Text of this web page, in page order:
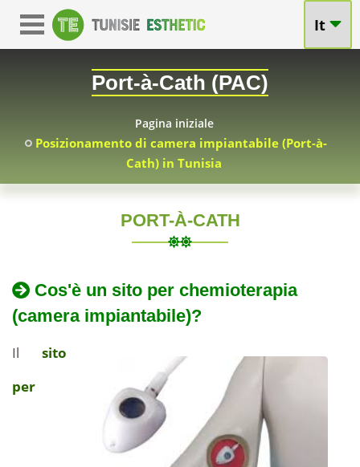
It
Port-à-Cath (PAC)
Pagina iniziale
Posizionamento di camera impiantabile (Port-à-
Cath) in Tunisia
Posizionamento
di
camera
impiantabile
(Port-
PORT-À-CATH
05-
11
di
un
per
in
Cos'è un sito per chemioterapia
(camera impiantabile)?
Il sito
per